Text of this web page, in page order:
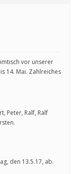
vor unserer
14. Mai. Zahlreiches
Peter, Ralf, Ralf
den 13.5.17, ab.